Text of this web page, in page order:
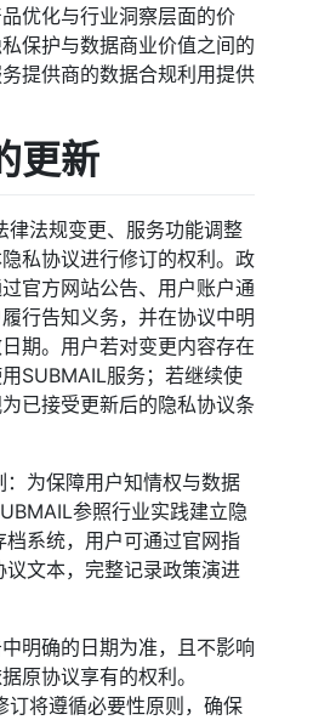
优化与行业洞察层面的价
保护与数据商业价值之间的
提供商的数据合规利用提供
更新
律法规变更、服务功能调整
私协议进行修订的权利。政
官方网站公告、用户账户通
行告知义务，并在协议中明
期。用户若对变更内容存在
SUBMAIL服务；若继续使
已接受更新后的隐私协议条
：为保障用户知情权与数据
参照行业实践建立隐
系统，用户可通过官网指
议文本，完整记录政策演进
明确的日期为准，且不影响
原协议享有的权利。
订将遵循必要性原则，确保